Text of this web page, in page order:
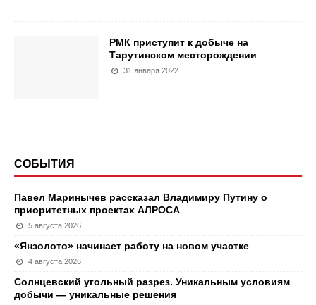
РМК приступит к добыче на
Тарутинском месторождении
31 января 2022
СОБЫТИЯ
Павел Маринычев рассказал Владимиру Путину о
приоритетных проектах АЛРОСА
5 августа 2026
«Янзолото» начинает работу на новом участке
4 августа 2026
Солнцевский угольный разрез. Уникальным условиям
добычи — уникальные решения